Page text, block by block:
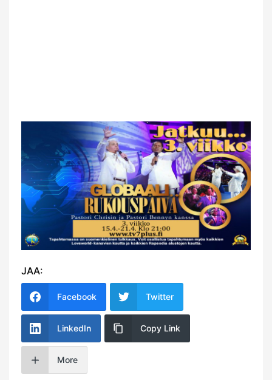
JAA:
Facebook Twitter
LinkedIn Copy Link
More